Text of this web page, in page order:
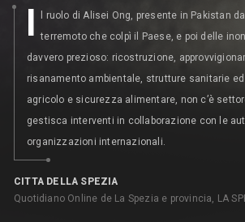
I
l ruolo di Alisei Ong, presente in Pakistan
terremoto che colpì il Paese, e poi delle
davvero prezioso: ricostruzione,
risanamento ambientale, strutture sanitarie
agricolo e sicurezza alimentare, non c’è
gestisca interventi in collaborazione con le
organizzazioni internazionali.
CITTA DELLA SPEZIA
Quotidiano Online de La Spezia e provincia, LA